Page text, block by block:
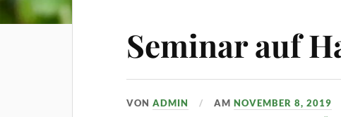
Seminar auf
VONADMIN AMNOVEMBER 8, 2019